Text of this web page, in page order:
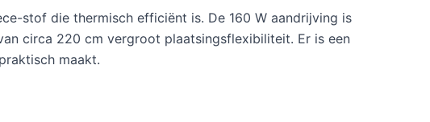
stof die thermisch efficiënt is. De 160 W aandrijving is
circa 220 cm vergroot plaatsingsflexibiliteit. Er is een
maakt.